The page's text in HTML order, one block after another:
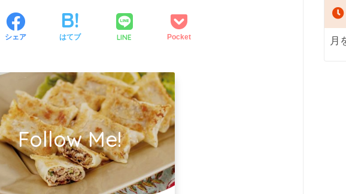
シェア はてブ LINE Pocket
Follow Me!